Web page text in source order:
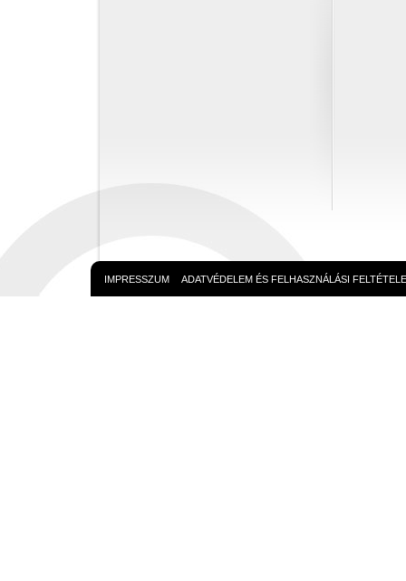
IMPRESSZUM ADATVÉDELEM ÉS FELHASZNÁLÁSI